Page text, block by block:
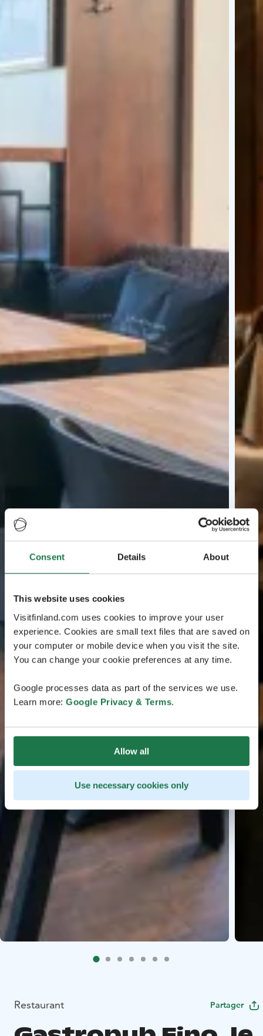
Consent Details About
This website uses cookies
Visitfinland.com uses cookies to improve your user
experience. Cookies are small text files that are saved on
your computer or mobile device when you visit the site.
You can change your cookie preferences at any time.
Google processes data as part of the services we use.
Learn more: Google Privacy & Terms.
Allow all
Use necessary cookies only
Restaurant Partager